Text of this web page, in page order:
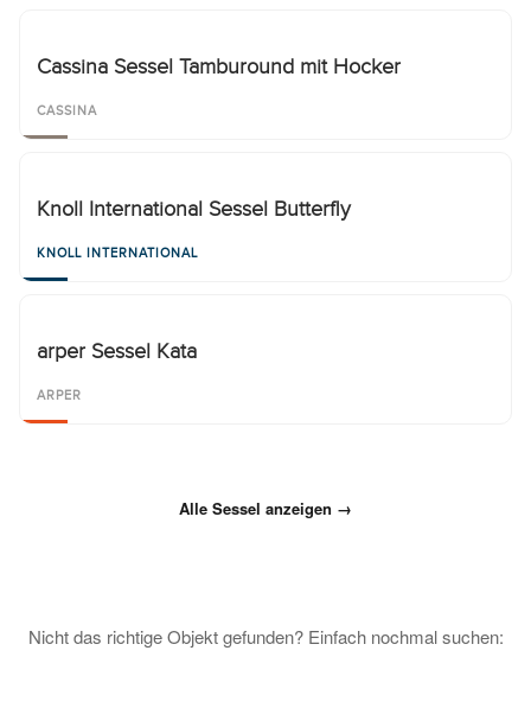
Cassina Sessel Tamburound mit Hocker
CASSINA
Knoll International Sessel Butterfly
KNOLL INTERNATIONAL
arper Sessel Kata
ARPER
Alle Sessel anzeigen →
Nicht das richtige Objekt gefunden? Einfach nochmal suchen: